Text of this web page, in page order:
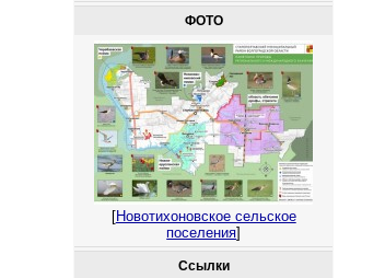
ФОТО
[Новотихоновское сельское
поселения]
Ссылки